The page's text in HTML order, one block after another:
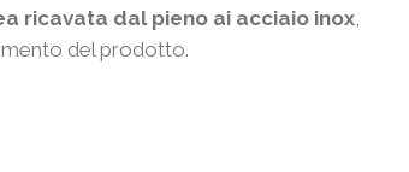
ricavata dal pieno ai acciaio inox,
del prodotto.